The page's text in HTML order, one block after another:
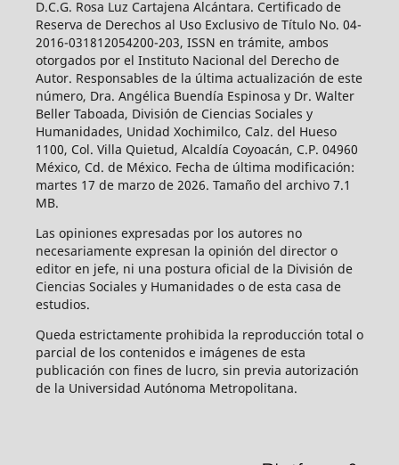
D.C.G. Rosa Luz Cartajena Alcántara. Certificado de
Reserva de Derechos al Uso Exclusivo de Título No. 04-
2016-031812054200-203, ISSN en trámite, ambos
otorgados por el Instituto Nacional del Derecho de
Autor. Responsables de la última actualización de este
número, Dra. Angélica Buendía Espinosa y Dr. Walter
Beller Taboada, División de Ciencias Sociales y
Humanidades, Unidad Xochimilco, Calz. del Hueso
1100, Col. Villa Quietud, Alcaldía Coyoacán, C.P. 04960
México, Cd. de México. Fecha de última modificación:
martes 17 de marzo de 2026. Tamaño del archivo 7.1
MB.
Las opiniones expresadas por los autores no
necesariamente expresan la opinión del director o
editor en jefe, ni una postura oficial de la División de
Ciencias Sociales y Humanidades o de esta casa de
estudios.
Queda estrictamente prohibida la reproducción total o
parcial de los contenidos e imágenes de esta
publicación con fines de lucro, sin previa autorización
de la Universidad Autónoma Metropolitana.